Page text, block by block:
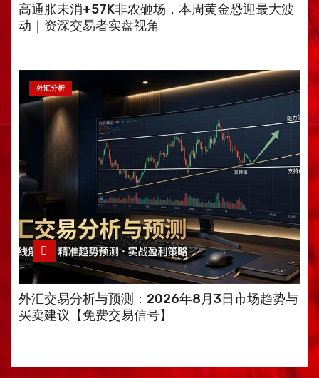
高通胀未消+57K非农砸场，本周黄金恐迎最大波
动｜资深交易者实盘视角
外汇分析
外汇交易分析与预测：2026年8月3日市场趋势与
买卖建议【免费交易信号】